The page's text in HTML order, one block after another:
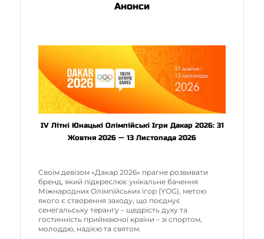
Анонси
IV Літні Юнацькі Олімпійські Ігри Дакар 2026: 31
Жовтня 2026 — 13 Листопада 2026
Своїм девізом «Дакар 2026» прагне розвивати
бренд, який підкреслює унікальне бачення
Міжнародних Олімпійських ігор (YOG), метою
якого є створення заходу, що поєднує
сенегальську терангу – щедрість духу та
гостинність приймаючої країни – зі спортом,
молоддю, надією та святом.